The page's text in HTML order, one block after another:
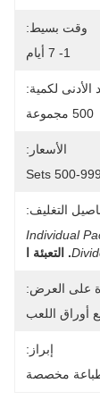
وقت بسيط:
1- 7 أيام
الأدنى لكمية:
500 مجموعة
الأسعار:
التغليف:
1. Individual
على العرض:
إبراز:
مخصصة